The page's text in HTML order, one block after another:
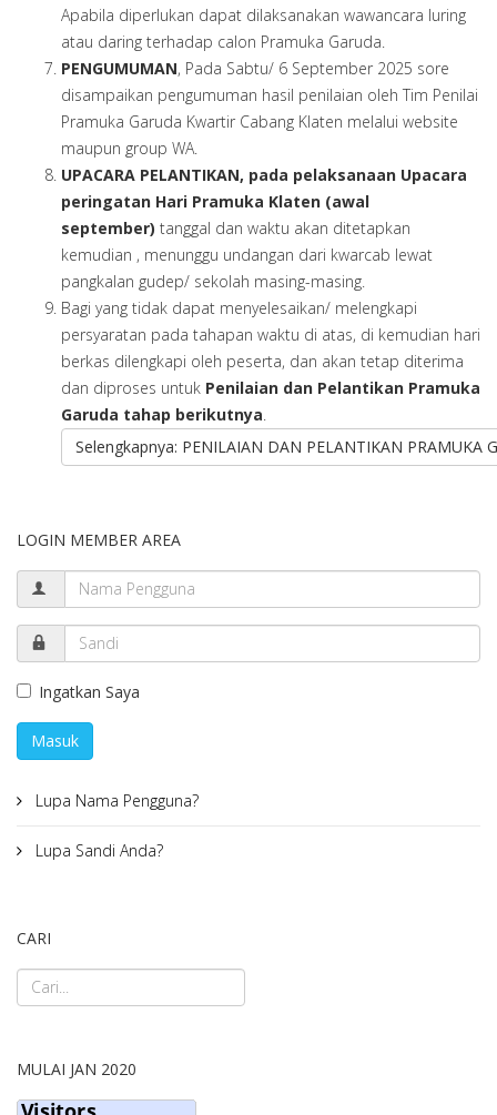
Apabila diperlukan dapat dilaksanakan wawancara luring
atau daring terhadap calon Pramuka Garuda.
PENGUMUMAN, Pada Sabtu/ 6 September 2025 sore
disampaikan pengumuman hasil penilaian oleh Tim Penilai
Pramuka Garuda Kwartir Cabang Klaten melalui website
maupun group WA.
UPACARA PELANTIKAN, pada pelaksanaan Upacara
peringatan Hari Pramuka Klaten (awal
september) tanggal dan waktu akan ditetapkan
kemudian , menunggu undangan dari kwarcab lewat
pangkalan gudep/ sekolah masing-masing.
Bagi yang tidak dapat menyelesaikan/ melengkapi
persyaratan pada tahapan waktu di atas, di kemudian hari
berkas dilengkapi oleh peserta, dan akan tetap diterima
dan diproses untuk Penilaian dan Pelantikan Pramuka
Garuda tahap berikutnya.
Selengkapnya: PENILAIAN DAN PELANTIKAN PRAMUKA
LOGIN MEMBER AREA
Ingatkan Saya
Masuk
Lupa Nama Pengguna?
Lupa Sandi Anda?
CARI
MULAI JAN 2020